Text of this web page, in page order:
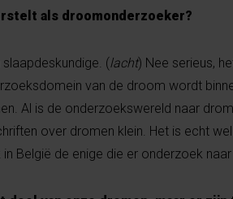
als droomonderzoeker?
(lacht) Nee serieus,
van de droom wordt
Al is de onderzoekswereld naar
over dromen klein. Het is echt
België de enige die er onderzoek naar